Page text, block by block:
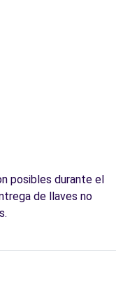
posibles durante el
de llaves no